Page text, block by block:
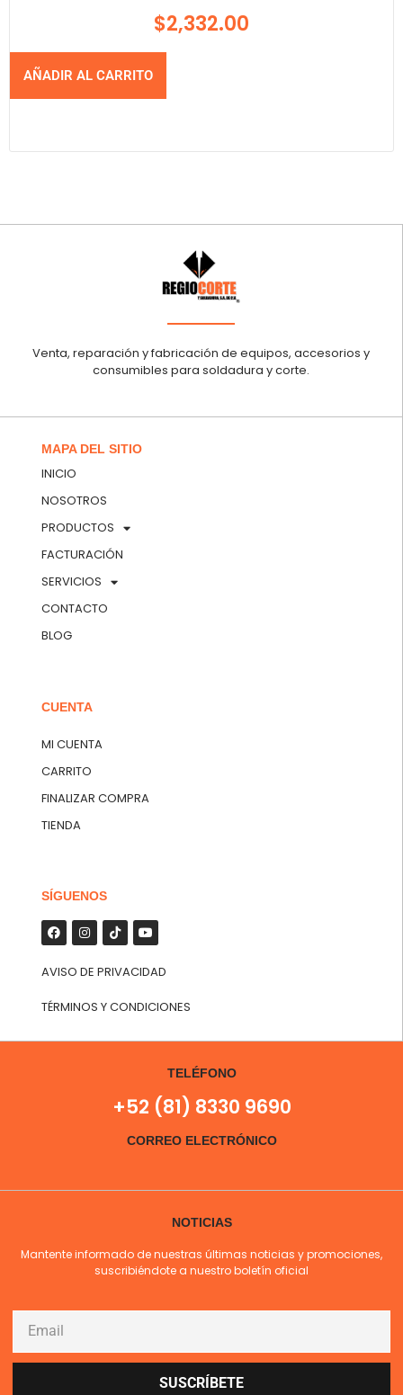
$2,332.00
AÑADIR AL CARRITO
Venta, reparación y fabricación de equipos, accesorios y
consumibles para soldadura y corte.
MAPA DEL SITIO
INICIO
NOSOTROS
PRODUCTOS
FACTURACIÓN
SERVICIOS
CONTACTO
BLOG
CUENTA
MI CUENTA
CARRITO
FINALIZAR COMPRA
TIENDA
SÍGUENOS
AVISO DE PRIVACIDAD
TÉRMINOS Y CONDICIONES
TELÉFONO
+52 (81) 8330 9690
CORREO ELECTRÓNICO
NOTICIAS
Mantente informado de nuestras últimas noticias y promociones,
suscribiéndote a nuestro boletín oficial
SUSCRÍBETE